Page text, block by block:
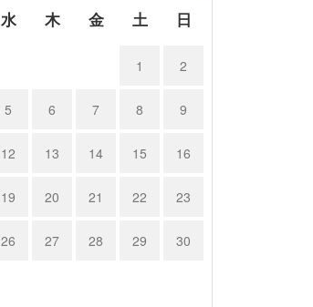
水 木 金 土 日
1 2
5 6 7 8 9
12 13 14 15 16
19 20 21 22 23
26 27 28 29 30